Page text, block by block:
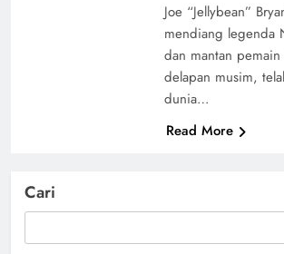
Joe “Jellybean”
mendiang legenda
dan mantan
delapan musim,
dunia…
Read More
Cari